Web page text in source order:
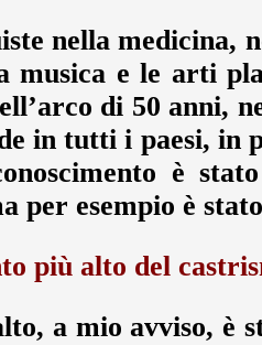
nella medicina,
musica e le arti
di 50 anni,
in tutti i paesi, in
è
per esempio è
più alto del
a mio avviso, è